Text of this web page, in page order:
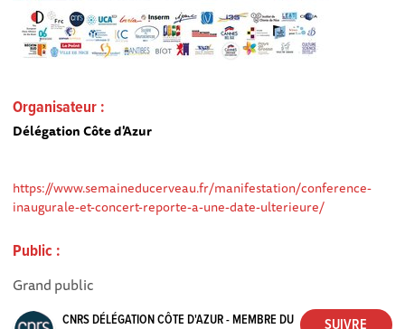
Organisateur :
Délégation Côte d'Azur
https://www.semaineducerveau.fr/manifestation/conference-
inaugurale-et-concert-reporte-a-une-date-ulterieure/
Public :
Grand public
CNRS DÉLÉGATION CÔTE D'AZUR - MEMBRE DU